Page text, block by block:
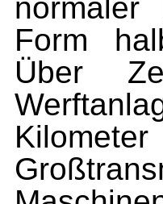
normaler
Form
Über